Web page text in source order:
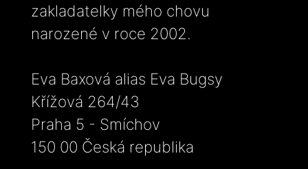
zakladatelky mého chovu
narozené v roce 2002.
Eva Baxová alias Eva Bugsy
Křížová 264/43
Praha 5 - Smíchov
150 00 Česká republika